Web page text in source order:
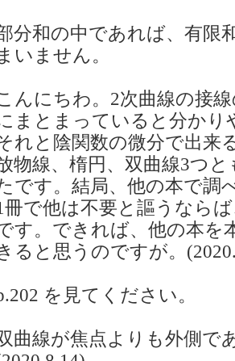
分和の中であれば、有限
まいません。
んにちわ。2次曲線の接
まとまっていると分かり
れと陰関数の微分で出来
物線、楕円、双曲線3つ
です。結局、他の本で調
冊で他は不要と謳うなら
す。できれば、他の本を
ると思うのですが。
を見てください。
曲線が焦点よりも外側で